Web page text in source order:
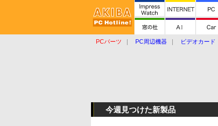
PCパーツ PC周辺機器 ビデオカード
今週見つけた新製品